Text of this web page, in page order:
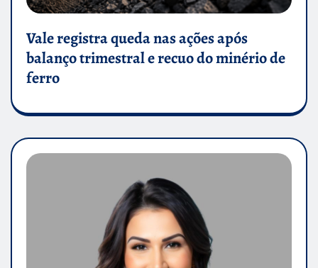
Vale registra queda nas ações após
balanço trimestral e recuo do minério de
ferro